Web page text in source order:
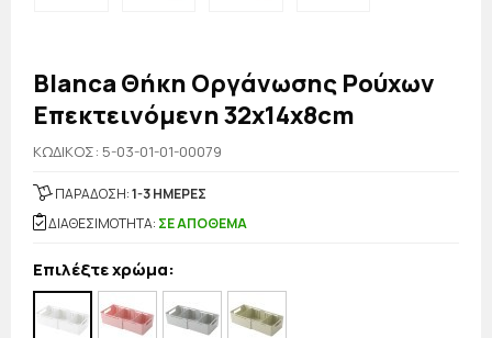
Blanca Θήκη Οργάνωσης Ρούχων
Επεκτεινόμενη 32x14x8cm
KΩΔΙΚΟΣ: 5-03-01-01-00079
ΠΑΡΑΔΟΣΗ:1-3 ΗΜΕΡΕΣ
ΔΙΑΘΕΣΙΜΟΤΗΤΑ: ΣΕ ΑΠΟΘΕΜΑ
Επιλέξτε χρώμα: